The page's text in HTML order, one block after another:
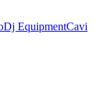
Dj EquipmentCavi